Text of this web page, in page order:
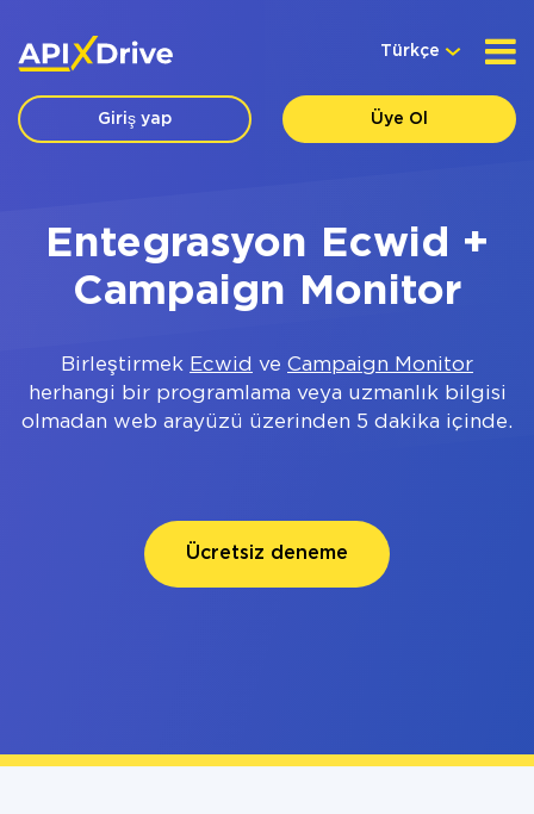
Türkçe
Giriş yap Üye Ol
Entegrasyon Ecwid +
Campaign Monitor
Birleştirmek Ecwid ve Campaign Monitor
herhangi bir programlama veya uzmanlık bilgisi
olmadan web arayüzü üzerinden 5 dakika içinde.
Ücretsiz deneme